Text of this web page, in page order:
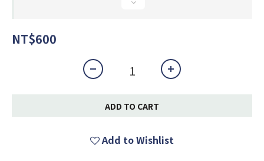
NT$600
ADD TO CART
Add to Wishlist